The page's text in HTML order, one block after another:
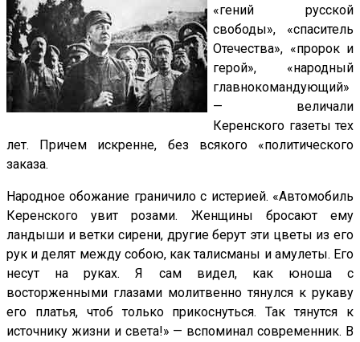
«гений русской
свободы», «спаситель
Отечества», «пророк и
герой», «народный
главнокомандующий»
— величали
Керенского газеты тех
лет. Причем искренне, без всякого «политического
заказа.
Народное обожание граничило с истерией. «Автомобиль
Керенского увит розами. Женщины бросают ему
ландыши и ветки сирени, другие берут эти цветы из его
рук и делят между собою, как талисманы и амулеты. Его
несут на руках. Я сам видел, как юноша с
восторженными глазами молитвенно тянулся к рукаву
его платья, чтоб только прикоснуться. Так тянутся к
источнику жизни и света!» — вспоминал современник. В